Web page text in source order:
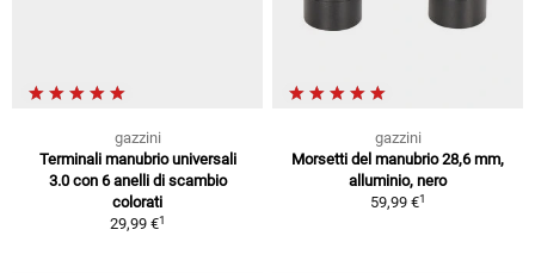
gazzini
Terminali manubrio universali
3.0 con 6 anelli di scambio
colorati
29,99 €1
gazzini
Morsetti del manubrio 28,6 mm,
alluminio, nero
59,99 €1